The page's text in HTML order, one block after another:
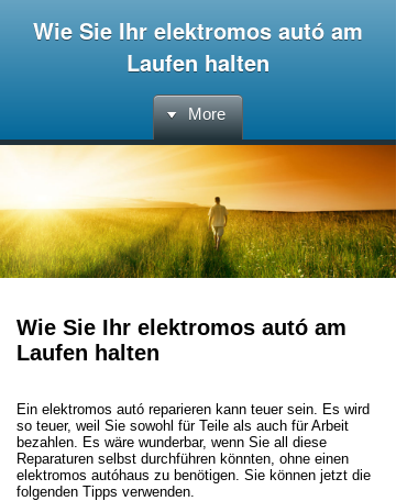
Wie Sie Ihr elektromos autó am
Laufen halten
More
Wie Sie Ihr elektromos autó am
Laufen halten
Ein elektromos autó reparieren kann teuer sein. Es wird
so teuer, weil Sie sowohl für Teile als auch für Arbeit
bezahlen. Es wäre wunderbar, wenn Sie all diese
Reparaturen selbst durchführen könnten, ohne einen
elektromos autóhaus zu benötigen. Sie können jetzt die
folgenden Tipps verwenden.